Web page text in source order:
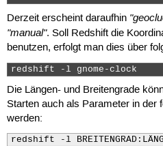
Derzeit erscheint daraufhin
"manual". Soll Redshift die
benutzen, erfolgt man dies über
redshift -l gnome-clock
Die Längen- und Breitengrade
Starten auch als Parameter in der
werden:
redshift -l